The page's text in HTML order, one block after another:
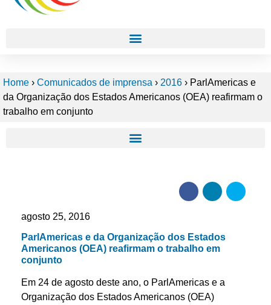
Home › Comunicados de imprensa › 2016 › ParlAmericas e
da Organização dos Estados Americanos (OEA) reafirmam o
trabalho em conjunto
agosto 25, 2016
ParlAmericas e da Organização dos Estados
Americanos (OEA) reafirmam o trabalho em
conjunto
Em 24 de agosto deste ano, o ParlAmericas e a
Organização dos Estados Americanos (OEA)